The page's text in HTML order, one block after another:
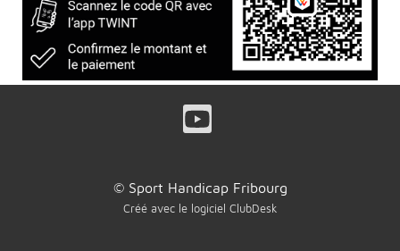
© Sport Handicap Fribourg
Créé avec le logiciel ClubDesk